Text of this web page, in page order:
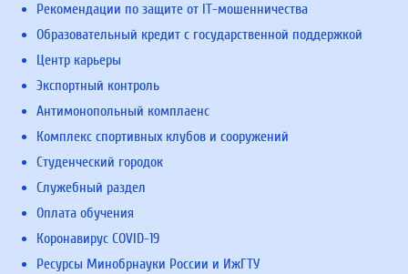
Рекомендации по защите от IT-мошенничества
Образовательный кредит с государственной поддержкой
Центр карьеры
Экспортный контроль
Антимонопольный комплаенс
Комплекс спортивных клубов и сооружений
Студенческий городок
Служебный раздел
Оплата обучения
Коронавирус COVID-19
Ресурсы Минобрнауки России и ИжГТУ